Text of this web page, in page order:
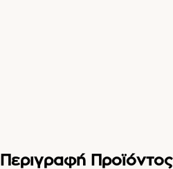
Περιγραφή Προϊόντος